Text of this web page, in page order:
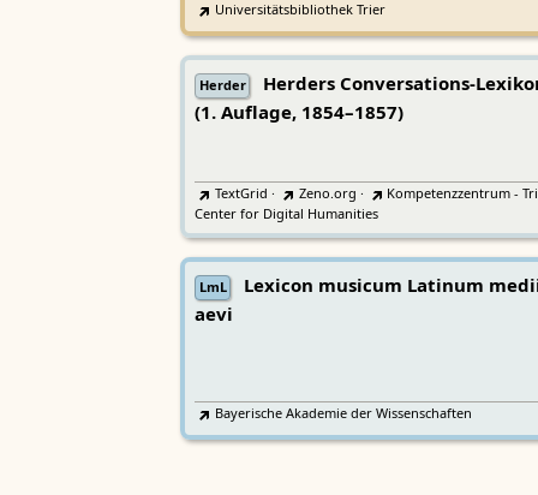
Universitätsbibliothek Trier
Herder
Herders Conversations-
(1. Auflage, 1854–1857)
TextGrid · Zeno.org ·
Kompetenzzentrum -
Center for Digital Humanities
LmL
Lexicon musicum Latinum
aevi
Bayerische Akademie der Wissenschaften